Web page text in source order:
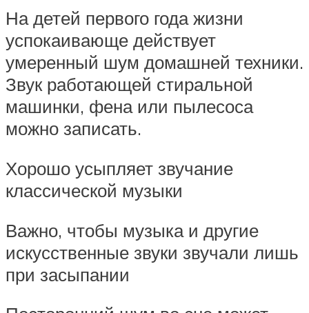
На детей первого года жизни
успокаивающе действует
умеренный шум домашней техники.
Звук работающей стиральной
машинки, фена или пылесоса
можно записать.
Хорошо усыпляет звучание
классической музыки
Важно, чтобы музыка и другие
искусственные звуки звучали лишь
при засыпании